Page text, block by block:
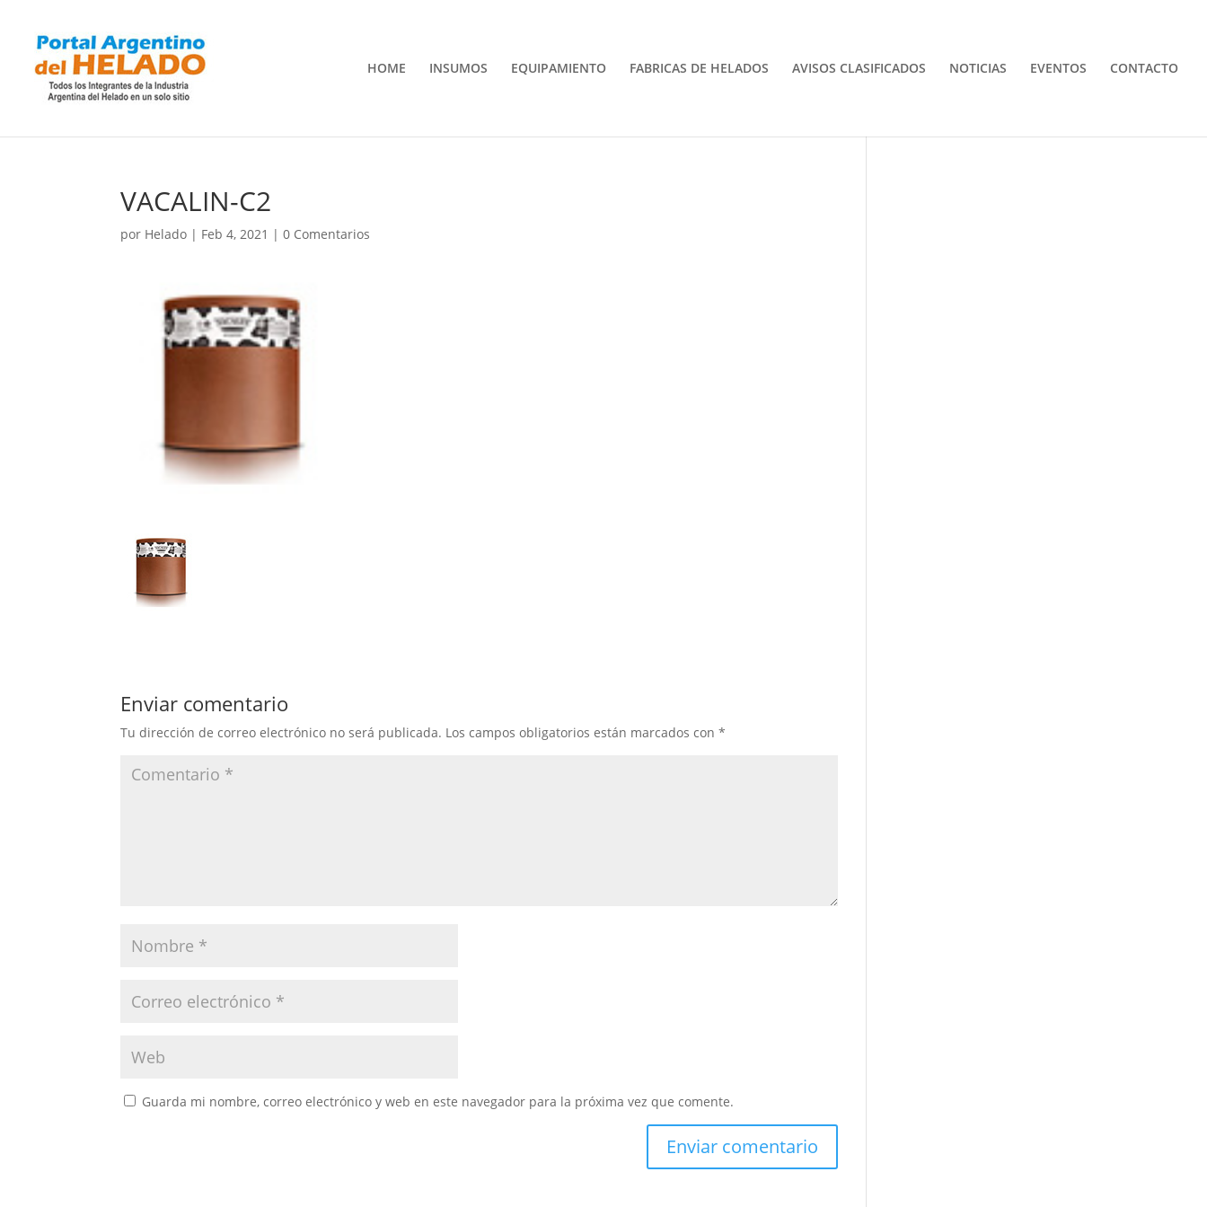
HOME INSUMOS EQUIPAMIENTO FABRICAS DE HELADOS AVISOS CLASIFICADOS NOTICIAS EVENTOS CONTACTO
VACALIN-C2
por Helado | Feb 4, 2021 |0 Comentarios
Enviar comentario
Tu dirección de correo electrónico no será publicada. Los campos obligatorios están marcados con*
Guarda mi nombre, correo electrónico y web en este navegador para la próxima vez que comente.